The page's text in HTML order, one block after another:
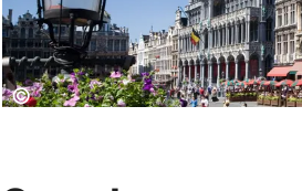
Copyright:
©